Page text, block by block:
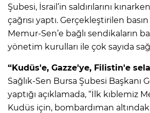
Şubesi, İsrail’in saldırılarını
çağrısı yaptı. Gerçekleştirilen basın
Memur-Sen’e bağlı sendikaların
yönetim kurulları ile çok sayıda
“Kudüs'e, Gazze'ye, Filistin'e
Sağlık-Sen Bursa Şubesi Başkanı
yaptığı açıklamada, “İlk kıblemiz
Kudüs için, bombardıman